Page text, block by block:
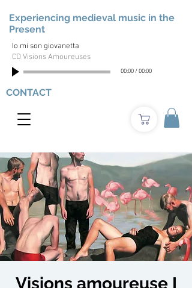
Experiencing medieval music in the
Present
Io mi son giovanetta
CD Visions Amoureuses
00:00/00:00
CONTACT
Visions amoureuse I